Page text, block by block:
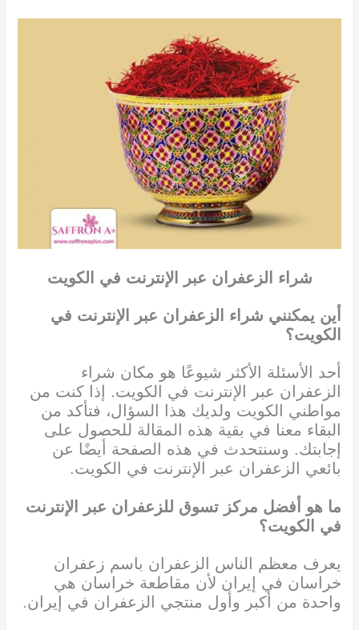
شراء الزعفران عبر الإنترنت في الكويت
أين يمكنني شراء الزعفران عبر الإنترنت في
الكويت؟
أحد الأسئلة الأكثر شيوعًا هو مكان شراء
الزعفران عبر الإنترنت في الكويت. إذا كنت من
مواطني
الكويت ولديك هذا السؤال، فتأكد من
البقاء معنا في بقية هذه المقالة للحصول على
إجابتك. وسنتحدث في هذه الصفحة أيضًا عن
بائعي الزعفران عبر الإنترنت في الكويت.
ما هو أفضل مركز تسوق للزعفران عبر الإنترنت
في الكويت؟
يعرف معظم الناس الزعفران باسم زعفران
خراسان في إيران لأن مقاطعة خراسان هي
واحدة من أكبر وأول منتجي الزعفران في إيران.